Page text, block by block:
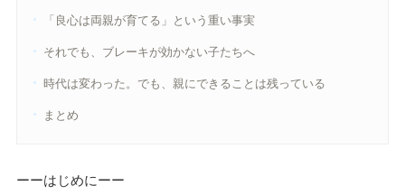
「良心は両親が育てる」という重い事実
それでも、ブレーキが効かない子たちへ
時代は変わった。でも、親にできることは残っている
まとめ
ーーはじめにーー